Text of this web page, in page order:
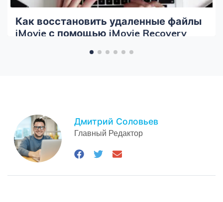
Как восстановить удаленные файлы
iMovie с помощью iMovie Recovery
Дмитрий Соловьев
Главный Редактор